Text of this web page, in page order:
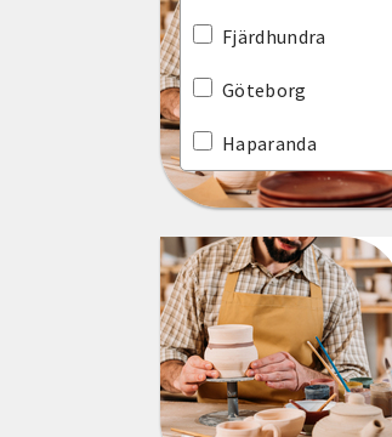
Norrbottens län
Skåne län
Stockholms län
Södermanlands län
Uppsala län
Fjärdhundra
Göteborg
Haparanda
Hedemora
Huskvarna
Jönköping
Kalix
Karlshamn